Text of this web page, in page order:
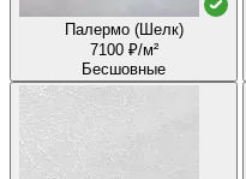
Палермо (Шелк)
7100 ₽/м²
Бесшовные